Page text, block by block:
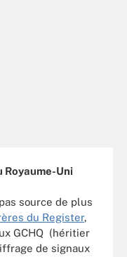
Uni
source de plus
du Register,
GCHQ (héritier
de signaux